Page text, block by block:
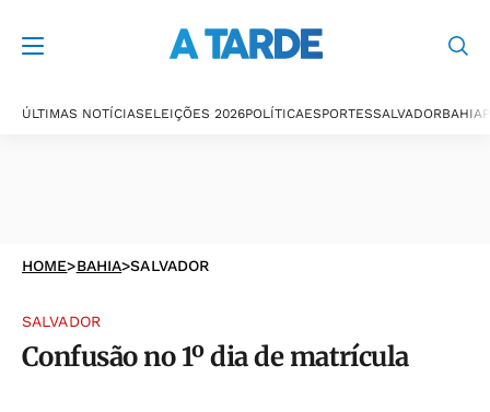
ÚLTIMAS NOTÍCIASELEIÇÕES 2026POLÍTICAESPORTESSALVADORBAHIA
HOME>BAHIA>SALVADOR
SALVADOR
Confusão no 1º dia de matrícula